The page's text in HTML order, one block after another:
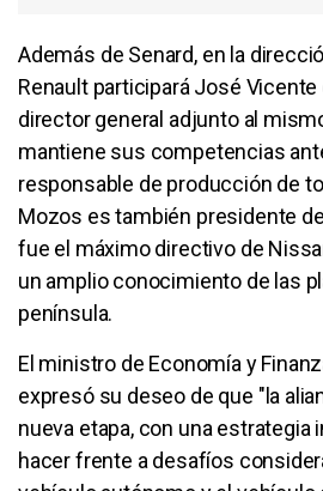
Además de Senard, en la
Renault participará José
director general adjunto al
mantiene sus competencias
responsable de producción de
Mozos es también presidente
fue el máximo directivo de
un amplio conocimiento de las
península.
El ministro de Economía y
expresó su deseo de que "la
nueva etapa, con una estrategia
hacer frente a desafíos